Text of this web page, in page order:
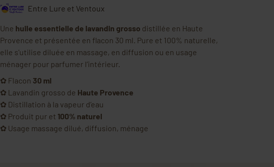
Entre Lure et Ventoux
Une huile essentielle de lavandin grosso distillée en Haute
Provence et présentée en flacon 30 ml. Pure et 100% naturelle,
elle s'utilise diluée en massage, en diffusion ou en usage
ménager pour parfumer l’intérieur.
✿ Flacon 30 ml
✿ Lavandin grosso de Haute Provence
✿ Distillation à la vapeur d’eau
✿ Produit pur et 100% naturel
✿ Usage massage dilué, diffusion, ménage